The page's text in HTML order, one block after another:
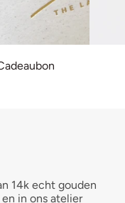
14k echt gouden
in ons atelier